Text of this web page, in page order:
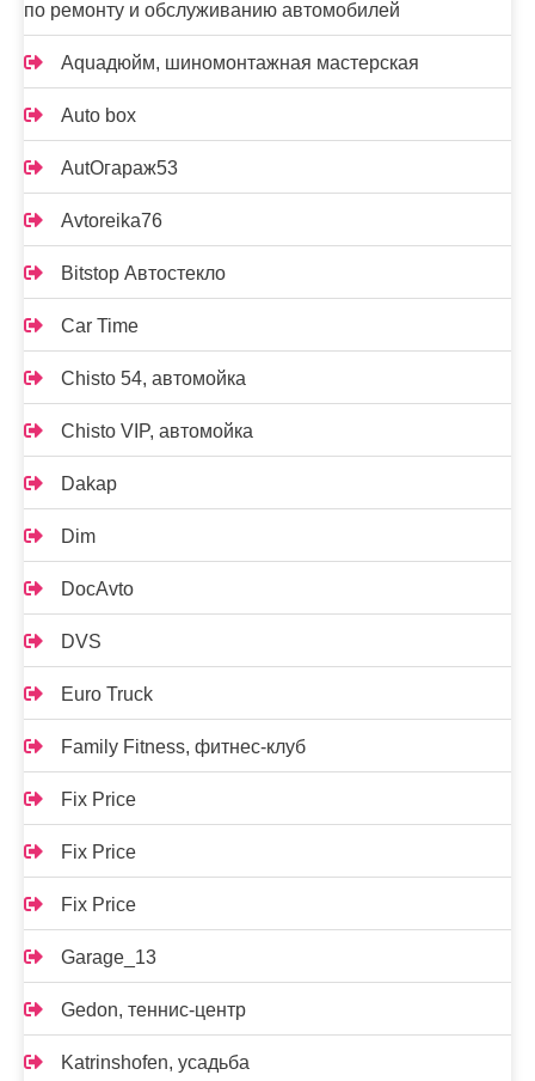
по ремонту и обслуживанию автомобилей
Aquaдюйм, шиномонтажная мастерская
Auto box
AutOгараж53
Avtoreika76
Bitstop Автостекло
Car Time
Chisto 54, автомойка
Chisto VIP, автомойка
Dakap
Dim
DocAvto
DVS
Euro Truck
Family Fitness, фитнес-клуб
Fix Price
Fix Price
Fix Price
Garage_13
Gedon, теннис-центр
Katrinshofen, усадьба